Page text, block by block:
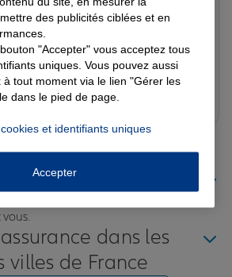
NEUILLY SUR SEINE
mutuelle santé, bien moins chère et
Je recommande cette agence,
et très bienveillant.
RDV Voir l'agence
de chez vous
nos agences Allianz sont
dans les
villes de France
des publicités ciblées et en
"Accepter" vous acceptez tous
uniques. Vous pouvez aussi
à tout moment via le lien "Gérer les
dans le pied de page.
et identifiants uniques
Accepter